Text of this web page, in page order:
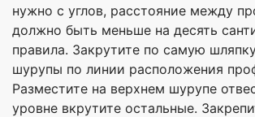
нужно с углов, расстояние между
должно быть меньше на десять
правила. Закрутите по самую
шурупы по линии расположения
Разместите на верхнем шурупе
уровне вкрутите остальные.